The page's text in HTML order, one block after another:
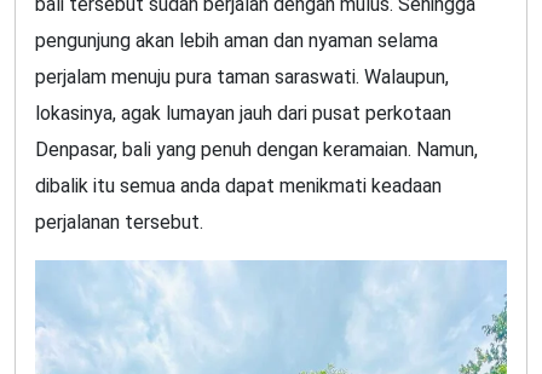
pengunjung akan lebih aman dan nyaman selama
perjalam menuju pura taman saraswati. Walaupun,
lokasinya, agak lumayan jauh dari pusat perkotaan
Denpasar, bali yang penuh dengan keramaian. Namun,
dibalik itu semua anda dapat menikmati keadaan
perjalanan tersebut.